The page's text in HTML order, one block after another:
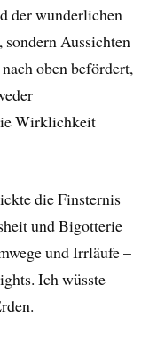
der wunderlichen
sondern Aussichten
oben befördert,
Wirklichkeit
die Finsternis
und Bigotterie
und Irrläufe –
Ich wüsste